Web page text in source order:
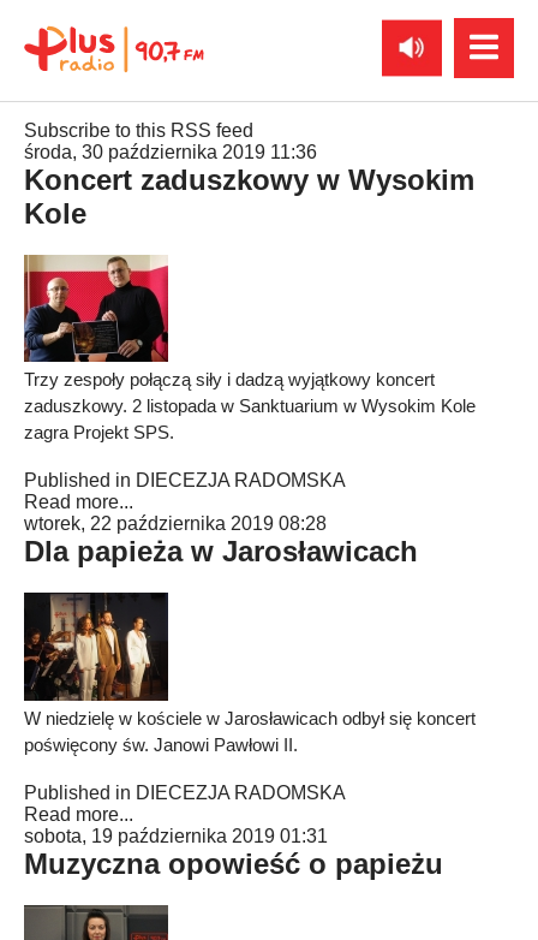
Subscribe to this RSS feed
środa, 30 października 2019 11:36
Koncert zaduszkowy w Wysokim
Kole
Trzy zespoły połączą siły i dadzą wyjątkowy koncert
zaduszkowy. 2 listopada w Sanktuarium w Wysokim Kole
zagra Projekt SPS.
Published in DIECEZJA RADOMSKA
Read more...
wtorek, 22 października 2019 08:28
Dla papieża w Jarosławicach
W niedzielę w kościele w Jarosławicach odbył się koncert
poświęcony św. Janowi Pawłowi II.
Published in DIECEZJA RADOMSKA
Read more...
sobota, 19 października 2019 01:31
Muzyczna opowieść o papieżu